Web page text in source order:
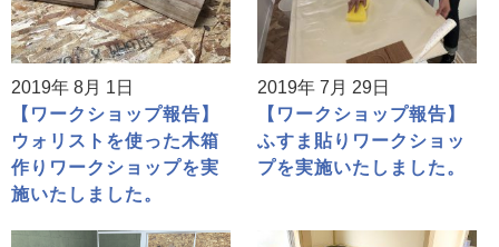
2019年 8月 1日
【ワークショップ報告】
ウォリストを使った木箱
作りワークショップを実
施いたしました。
2019年 7月 29日
【ワークショップ報告】
ふすま貼りワークショッ
プを実施いたしました。